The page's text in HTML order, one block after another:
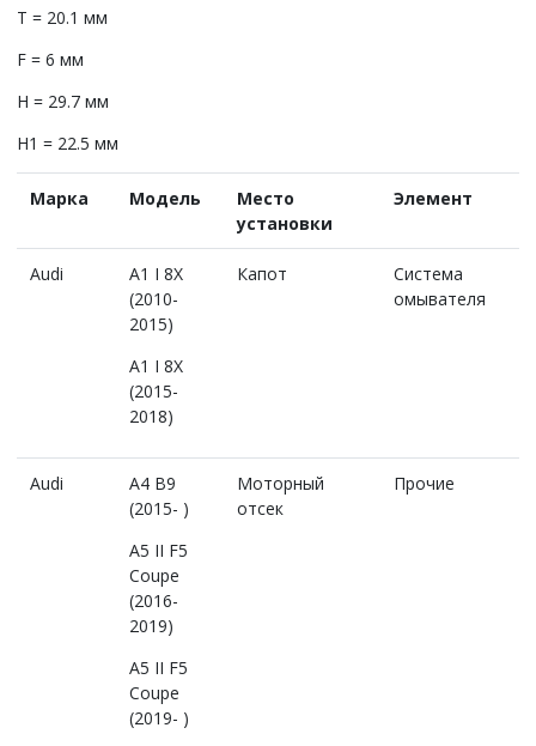
T = 20.1 мм
F = 6 мм
H = 29.7 мм
H1 = 22.5 мм
Марка Модель
Место
установки
Элемент
Audi
A1 I 8X
(2010-
2015)
A1 I 8X
(2015-
2018)
Капот
Система
омывателя
Audi
A4 B9
(2015- )
A5 II F5
Coupe
(2016-
2019)
A5 II F5
Coupe
(2019- )
Моторный
отсек
Прочие